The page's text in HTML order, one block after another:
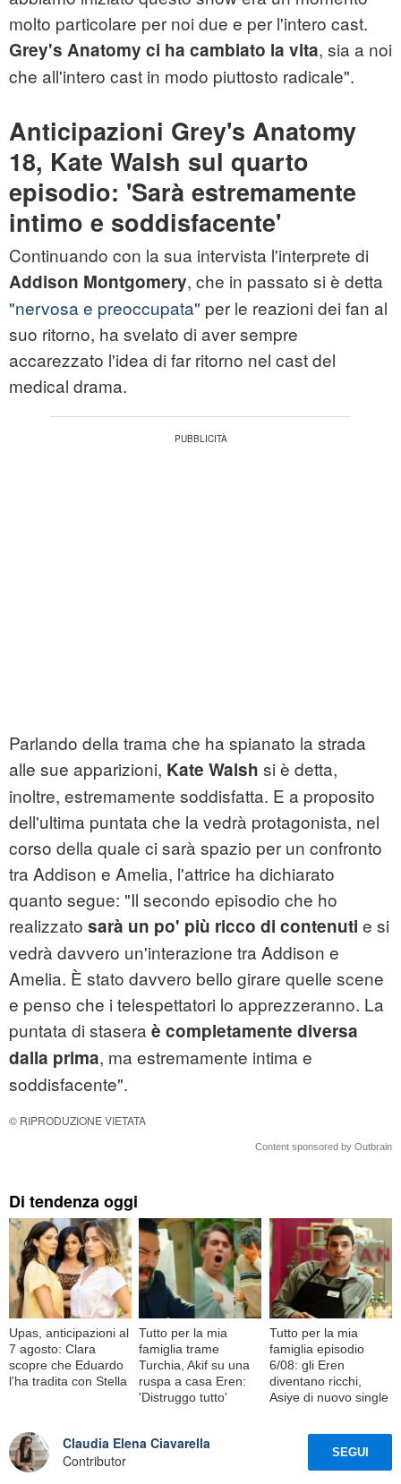
molto particolare per noi due e per l'intero cast.
Grey's Anatomy ci ha cambiato la vita, sia a noi
che all'intero cast in modo piuttosto radicale".
Anticipazioni Grey's Anatomy
18, Kate Walsh sul quarto
episodio: 'Sarà estremamente
intimo e soddisfacente'
Continuando con la sua intervista l'interprete di
Addison Montgomery, che in passato si è detta
"nervosa e preoccupata" per le reazioni dei fan al
suo ritorno, ha svelato di aver sempre
accarezzato l'idea di far ritorno nel cast del
medical drama.
Parlando della trama che ha spianato la strada
alle sue apparizioni, Kate Walsh si è detta,
inoltre, estremamente soddisfatta. E a proposito
dell'ultima puntata che la vedrà protagonista, nel
corso della quale ci sarà spazio per un confronto
tra Addison e Amelia, l'attrice ha dichiarato
quanto segue: "Il secondo episodio che ho
realizzato sarà un po' più ricco di contenuti e si
vedrà davvero un'interazione tra Addison e
Amelia. È stato davvero bello girare quelle scene
e penso che i telespettatori lo apprezzeranno. La
puntata di stasera è completamente diversa
dalla prima, ma estremamente intima e
soddisfacente".
© RIPRODUZIONE VIETATA
Content sponsored by Outbrain
Di tendenza oggi
Upas, anticipazioni al
7 agosto: Clara
scopre che Eduardo
l'ha tradita con Stella
Tutto per la mia
famiglia trame
Turchia, Akif su una
ruspa a casa Eren:
'Distruggo tutto'
Tutto per la mia
famiglia episodio
6/08: gli Eren
diventano ricchi,
Asiye di nuovo single
Claudia Elena Ciavarella
Contributor
SEGUI